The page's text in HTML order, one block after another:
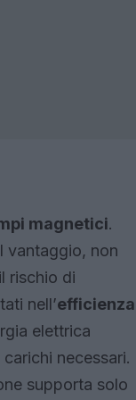
magnetici.
vantaggio, non
rischio di
nell’efficienza
elettrica
necessari.
supporta solo